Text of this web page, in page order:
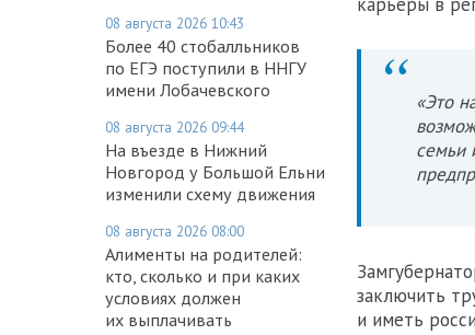
08 августа 2026 10:43
Более 40 стобалльников
по ЕГЭ поступили в ННГУ
имени Лобачевского
08 августа 2026 09:44
На въезде в Нижний
Новгород у Большой Ельни
изменили схему движения
08 августа 2026 08:00
Алименты на родителей:
кто, сколько и при каких
условиях должен
их выплачивать
«Это
семьи
заключить
и иметь